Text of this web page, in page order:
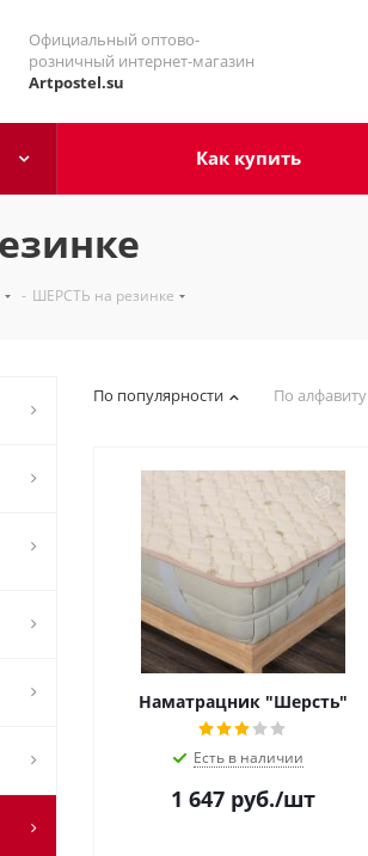
Официальный оптово-
розничный интернет-магазин
Artpostel.su
Как купить
- ШЕРСТЬ на резинке
По популярности По алфавиту
Наматрацник "Шерсть"
Есть в наличии
1 647 руб./шт